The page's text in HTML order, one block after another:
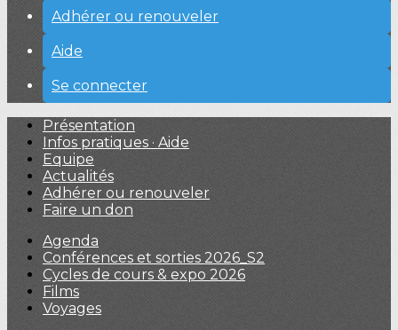
Adhérer ou renouveler
Aide
Se connecter
Présentation
Infos pratiques · Aide
Equipe
Actualités
Adhérer ou renouveler
Faire un don
Agenda
Conférences et sorties 2026_S2
Cycles de cours & expo 2026
Films
Voyages